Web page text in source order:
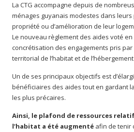
La CTG accompagne depuis de
ménages guyanais modestes dans leurs
propriété ou d’amélioration de leur
Le nouveau règlement des aides voté en
concrétisation des engagements pris par
territorial de l’habitat et de l’hébergement
Un de ses principaux objectifs est
bénéficiaires des aides tout en gardant
les plus précaires.
Ainsi, le plafond de ressources
l’habitat a été augmenté afin de tenir